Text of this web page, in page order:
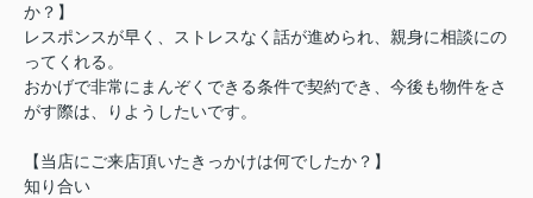
か？】
レスポンスが早く、ストレスなく話が進められ、親身に相談にの
ってくれる。
おかげで非常にまんぞくできる条件で契約でき、今後も物件をさ
がす際は、りようしたいです。
【当店にご来店頂いたきっかけは何でしたか？】
知り合い